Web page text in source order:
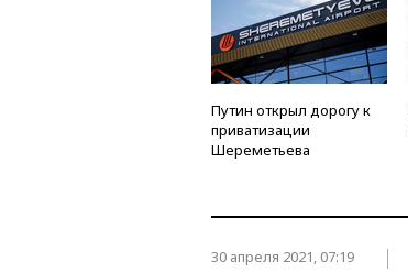
Путин открыл дорогу к
приватизации
Шереметьева
30 апреля 2021, 07:19